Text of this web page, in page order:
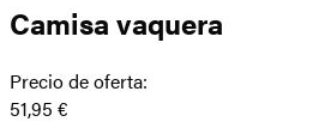
Camisa vaquera
Precio de oferta:
51,95 €